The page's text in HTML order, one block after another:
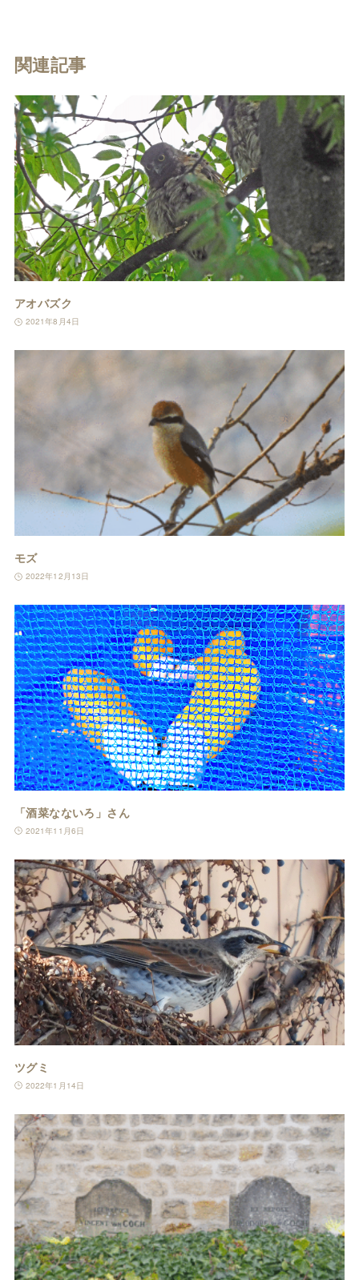
関連記事
アオバズク
2021年8月4日
モズ
2022年12月13日
「酒菜なないろ」さん
2021年11月6日
ツグミ
2022年1月14日